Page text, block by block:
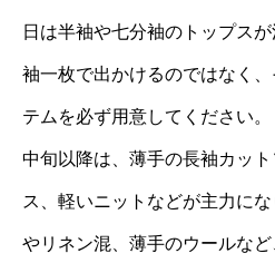
日は半袖や七分袖のトップス
袖一枚で出かけるのではなく
テムを必ず用意してください。
中旬以降は、薄手の長袖カッ
ス、軽いニットなどが主力に
やリネン混、薄手のウールな